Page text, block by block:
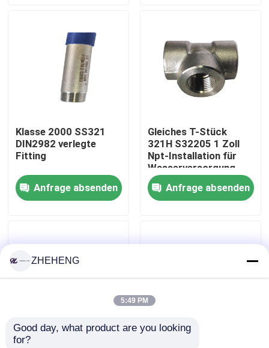
Qualitätskontrolle
Company News
Edelstahlrohrflansch
Edelstahl-Rohrbogen
Edelstahlrohrt-stück
Klasse 2000 SS321
DIN2982 verlegte
Fitting
Anfrage absenden
Gleiches T-Stück
321H S32205 1 Zoll
Npt-Installation für
Wasserversorgung
Anfrage absenden
3 Weisen-Frau 316
ZHEHENG
5:49 PM
Good day, what product are you looking
for?